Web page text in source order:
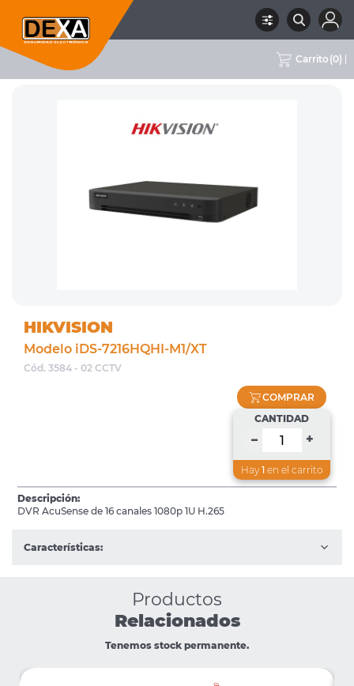
Carrito (0)
RUBRO SUBRUBRO
HIKVISION
Modelo iDS-7216HQHI-M1/XT
Cód. 3584 - 02 CCTV
COMPRAR
CANTIDAD
– +
Hay 1 en el carrito
Descripción:
DVR AcuSense de 16 canales 1080p 1U H.265
Características:
Productos
Relacionados
Tenemos stock permanente.